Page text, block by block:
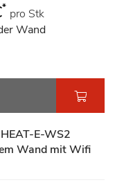
* pro Stk
Wand
E-WS2
Wand mit Wifi